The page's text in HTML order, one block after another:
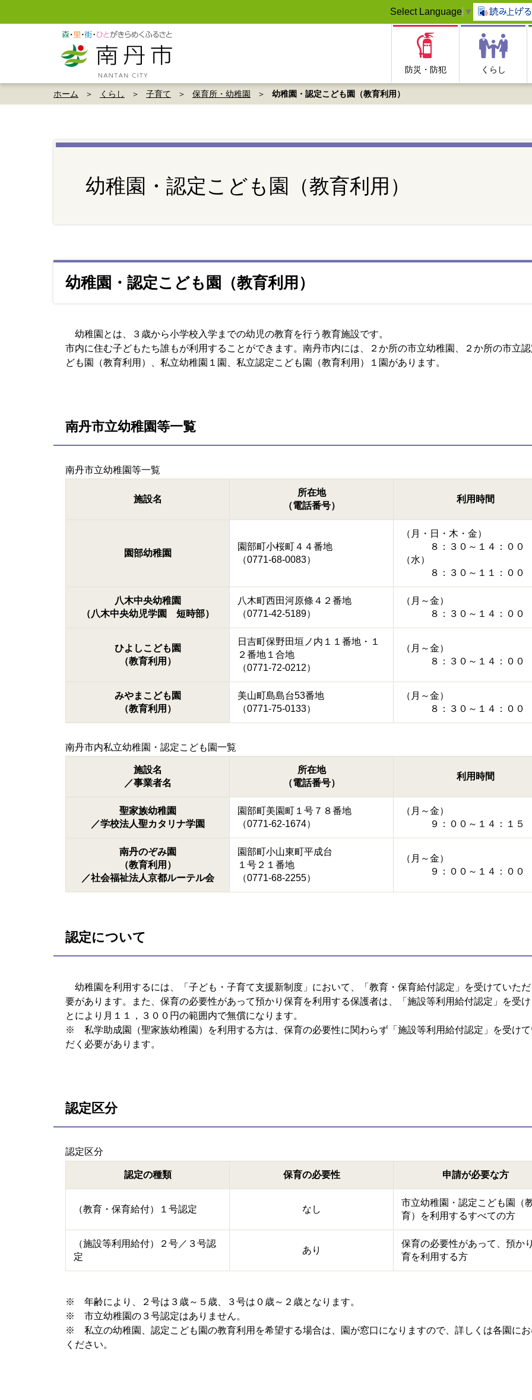
Select Language ▼
防災・防犯 くらし
ホーム くらし 子育て 保育所・幼稚園 幼稚園・認定こども園（教育利用）
幼稚園・認定こども園（教育利用）
幼稚園・認定こども園（教育利用）
幼稚園とは、３歳から小学校入学までの幼児の教育を行う教育施設です。
市内に住む子どもたち誰もが利用することができます。南丹市内には、２か所の市立幼稚園、２か所の市立
ども園（教育利用）、私立幼稚園１園、私立認定こども園（教育利用）１園があります。
南丹市立幼稚園等一覧
南丹市立幼稚園等一覧
施設名
所在地
（電話番号）
利用時間
園部幼稚園
園部町小桜町４４番地
（0771-68-0083）
（月・日・木・金）
８：３０～１４：００
（水）
８：３０～１１：００
八木中央幼稚園
（八木中央幼児学園 短時部）
八木町西田河原條４２番地
（0771-42-5189）
（月～金）
８：３０～１４：００
ひよしこども園
（教育利用）
日吉町保野田垣ノ内１１番地・１
２番地１合地
（0771-72-0212）
（月～金）
８：３０～１４：００
みやまこども園
（教育利用）
美山町島島台53番地
（0771-75-0133）
（月～金）
８：３０～１４：００
南丹市内私立幼稚園・認定こども園一覧
施設名
／事業者名
所在地
（電話番号）
利用時間
聖家族幼稚園
／学校法人聖カタリナ学園
園部町美園町１号７８番地
（0771-62-1674）
（月～金）
９：００～１４：１５
南丹のぞみ園
（教育利用）
／社会福祉法人京都ルーテル会
園部町小山東町平成台
１号２１番地
（0771-68-2255）
（月～金）
９：００～１４：００
認定について
幼稚園を利用するには、「子ども・子育て支援新制度」において、「教育・保育給付認定」を受けていた
要があります。また、保育の必要性があって預かり保育を利用する保護者は、「施設等利用給付認定」を受
とにより月１１，３００円の範囲内で無償になります。
※ 私学助成園（聖家族幼稚園）を利用する方は、保育の必要性に関わらず「施設等利用給付認定」を受け
だく必要があります。
認定区分
認定区分
認定の種類 保育の必要性 申請が必要な方
（教育・保育給付）１号認定 なし
市立幼稚園・認定こども園（
育）を利用するすべての方
（施設等利用給付）２号／３号認
定
あり
保育の必要性があって、預か
育を利用する方
※ 年齢により、２号は３歳～５歳、３号は０歳～２歳となります。
※ 市立幼稚園の３号認定はありません。
※ 私立の幼稚園、認定こども園の教育利用を希望する場合は、園が窓口になりますので、詳しくは各園に
ください。